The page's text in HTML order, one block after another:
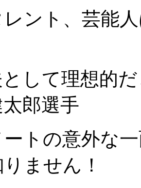
ント、芸能
して理想的
郎選手
トの意外な
ません！